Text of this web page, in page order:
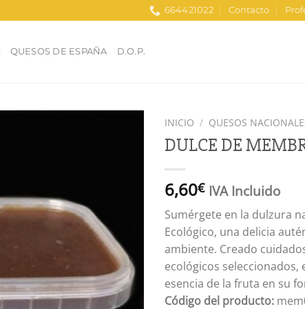
664421022 Contacto
QUESOS DE ESPAÑA D.O.P.
INICIO / QUESOS
DULCE DE
6,60€ IVA Incluido
Sumérgete en la dulzura
Ecológico, una delicia
ambiente. Creado
ecológicos
esencia de la fruta en su
Código del producto: